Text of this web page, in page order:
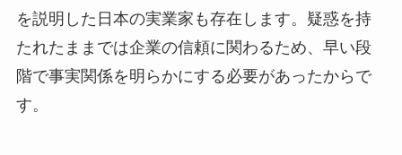
を説明した日本の実業家も存在します。疑惑を持
たれたままでは企業の信頼に関わるため、早い段
階で事実関係を明らかにする必要があったからで
す。